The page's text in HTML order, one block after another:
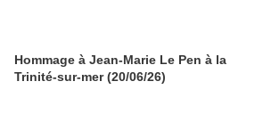
Hommage à Jean-Marie Le Pen à la
Trinité-sur-mer (20/06/26)